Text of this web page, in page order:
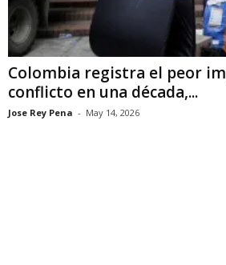
Colombia registra el peor
conflicto en una década,...
Jose Rey Pena - May 14, 2026